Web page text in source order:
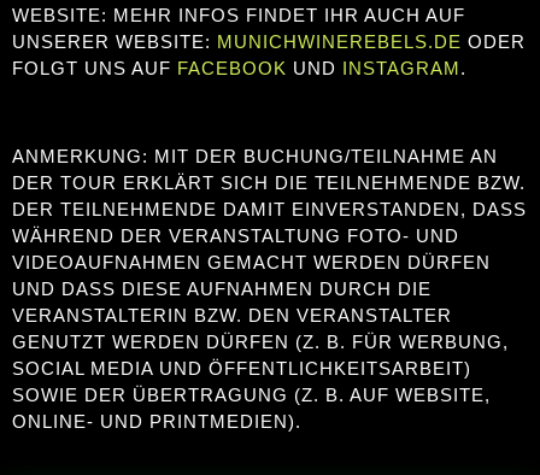
WEBSITE: MEHR INFOS FINDET IHR AUCH AUF
UNSERER WEBSITE: MUNICHWINEREBELS.DE ODER
FOLGT UNS AUF FACEBOOK UND INSTAGRAM.
ANMERKUNG: MIT DER BUCHUNG/TEILNAHME AN
DER TOUR ERKLÄRT SICH DIE TEILNEHMENDE BZW.
DER TEILNEHMENDE DAMIT EINVERSTANDEN, DASS
WÄHREND DER VERANSTALTUNG FOTO- UND
VIDEOAUFNAHMEN GEMACHT WERDEN DÜRFEN
UND DASS DIESE AUFNAHMEN DURCH DIE
VERANSTALTERIN BZW. DEN VERANSTALTER
GENUTZT WERDEN DÜRFEN (Z. B. FÜR WERBUNG,
SOCIAL MEDIA UND ÖFFENTLICHKEITSARBEIT)
SOWIE DER ÜBERTRAGUNG (Z. B. AUF WEBSITE,
ONLINE- UND PRINTMEDIEN).